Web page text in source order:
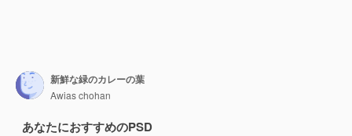
新鮮な緑のカレーの葉
Awias chohan
あなたにおすすめのPSD